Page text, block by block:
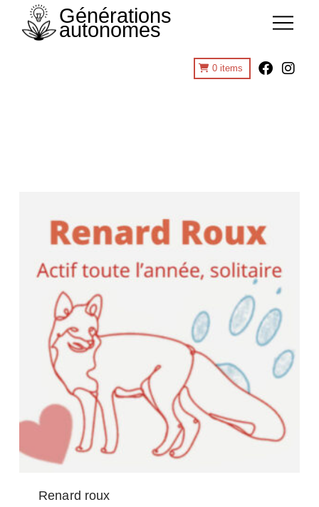
Générations
autonomes
0items
Renard roux